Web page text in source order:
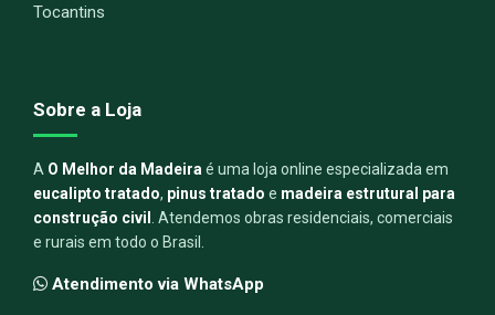
Tocantins
Sobre a Loja
A O Melhor da Madeira é uma loja online especializada em
eucalipto tratado, pinus tratado e madeira estrutural para
construção civil . Atendemos obras residenciais, comerciais
e rurais em todo o Brasil.
Atendimento via WhatsApp